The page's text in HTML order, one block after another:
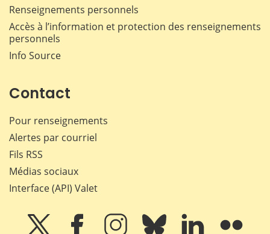
Renseignements personnels
Accès à l’information et protection des renseignements
personnels
Info Source
Contact
Pour renseignements
Alertes par courriel
Fils RSS
Médias sociaux
Interface (API) Valet